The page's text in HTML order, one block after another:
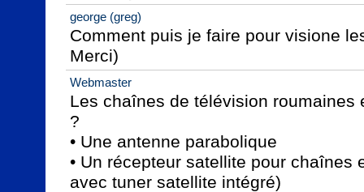
george (greg)
Comment puis je faire pour visione
Merci)
Webmaster
Les chaînes de télévision roumaines
?
• Une antenne parabolique
• Un récepteur satellite pour chaînes
avec tuner satellite intégré)